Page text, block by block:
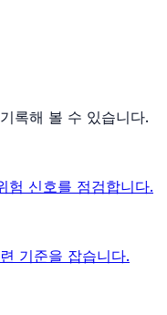
록해 볼 수 있습니다.
험 신호를 점검합니다.
기준을 잡습니다.